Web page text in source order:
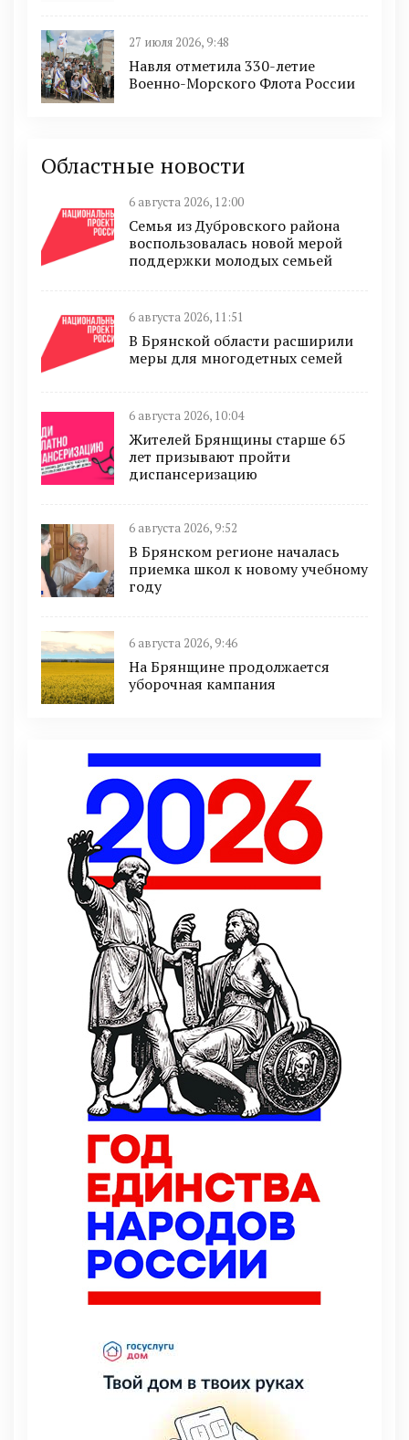
27 июля 2026, 9:48
Навля отметила 330-летие
Военно-Морского Флота России
Областные новости
6 августа 2026, 12:00
Семья из Дубровского района
воспользовалась новой мерой
поддержки молодых семьей
6 августа 2026, 11:51
В Брянской области расширили
меры для многодетных семей
6 августа 2026, 10:04
Жителей Брянщины старше 65
лет призывают пройти
диспансеризацию
6 августа 2026, 9:52
В Брянском регионе началась
приемка школ к новому учебному
году
6 августа 2026, 9:46
На Брянщине продолжается
уборочная кампания